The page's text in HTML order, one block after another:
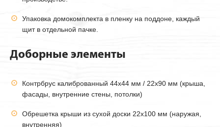
Упаковка домокомплекта в пленку на поддоне, каждый
щит в отдельной пачке.
Доборные элементы
Контрбрус калиброванный 44х44 мм / 22х90 мм (крыша,
фасады, внутренние стены, потолки)
Обрешетка крыши из сухой доски 22х100 мм (наружая,
внутренняя)